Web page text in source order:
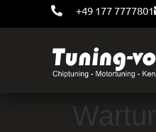
+49 177 7777801